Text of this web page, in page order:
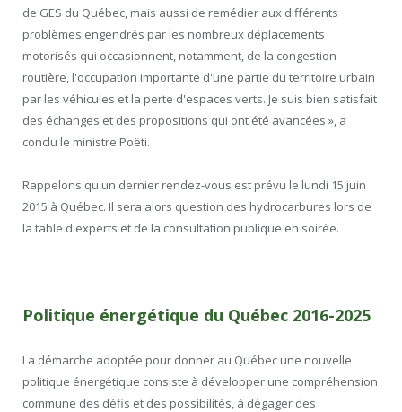
de GES du Québec, mais aussi de remédier aux différents
problèmes engendrés par les nombreux déplacements
motorisés qui occasionnent, notamment, de la congestion
routière, l'occupation importante d'une partie du territoire urbain
par les véhicules et la perte d'espaces verts. Je suis bien satisfait
des échanges et des propositions qui ont été avancées », a
conclu le ministre Poëti.
Rappelons qu'un dernier rendez-vous est prévu le lundi 15 juin
2015 à Québec. Il sera alors question des hydrocarbures lors de
la table d'experts et de la consultation publique en soirée.
Politique énergétique du Québec 2016-2025
La démarche adoptée pour donner au Québec une nouvelle
politique énergétique consiste à développer une compréhension
commune des défis et des possibilités, à dégager des